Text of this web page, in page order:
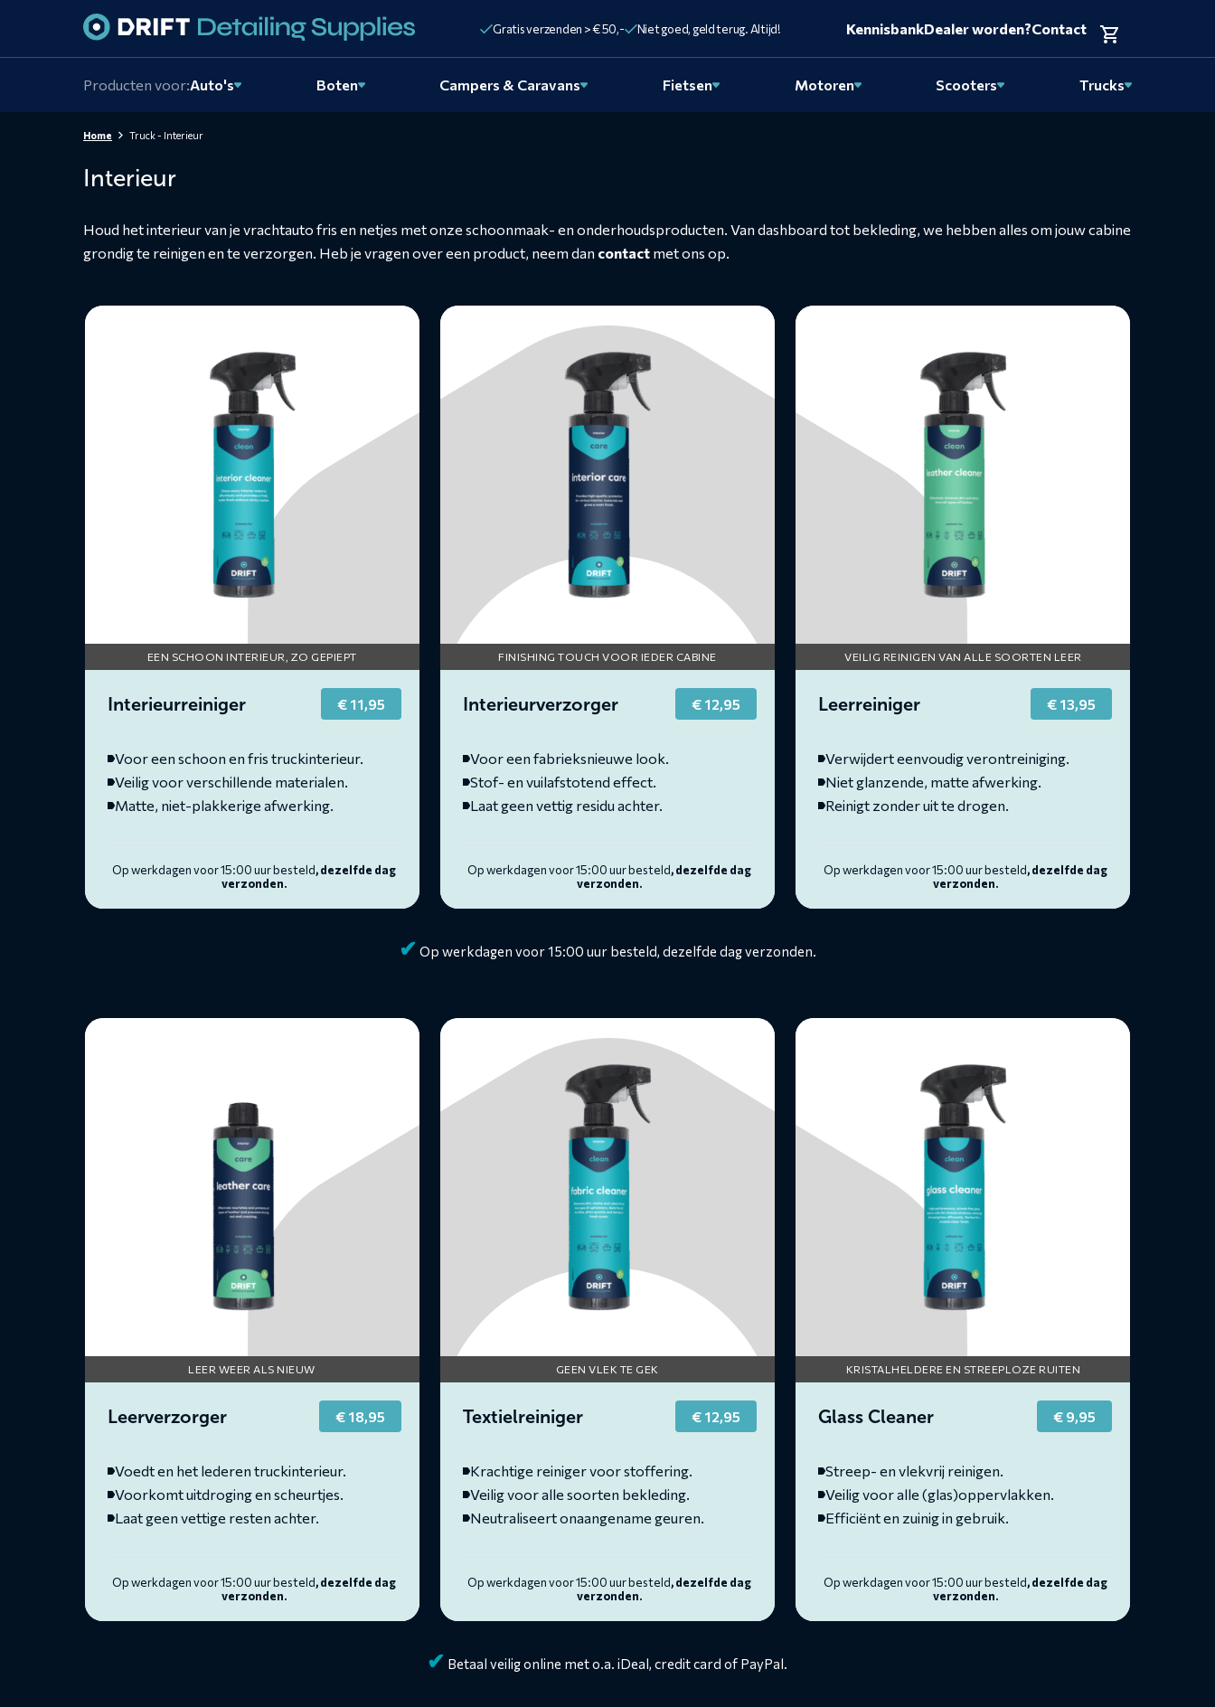
Gratis verzenden > € 50,- Niet goed, geld terug. Altijd! KennisbankDealer worden?Contact
Producten voor:Auto's Boten Campers & Caravans Fietsen Motoren Scooters Trucks
Home Truck - Interieur
Interieur
Houd het interieur van je vrachtauto fris en netjes met onze schoonmaak- en onderhoudsproducten. Van dashboard tot bekleding, we hebben alles om jouw cabine
grondig te reinigen en te verzorgen. Heb je vragen over een product, neem dan contact met ons op.
Lees
EEN SCHOON INTERIEUR, ZO GEPIEPT
Interieurreiniger €11,95
Voor een schoon en fris truckinterieur.
Veilig voor verschillende materialen.
Matte, niet-plakkerige afwerking.
Op werkdagen voor 15:00 uur besteld, dezelfde dag
verzonden.
Lees
Interieurverzorger
FINISHING TOUCH VOOR IEDER CABINE
Interieurverzorger €12,95
Voor een fabrieksnieuwe look.
Stof- en vuilafstotend effect.
Laat geen vettig residu achter.
Op werkdagen voor 15:00 uur besteld, dezelfde dag
verzonden.
Lees
VEILIG REINIGEN VAN ALLE SOORTEN LEER
Leerreiniger € 13,95
Verwijdert eenvoudig verontreiniging.
Niet glanzende, matte afwerking.
Reinigt zonder uit te drogen.
Op werkdagen voor 15:00 uur besteld, dezelfde dag
verzonden.
✔ Op werkdagen voor 15:00 uur besteld, dezelfde dag verzonden.
Lees
LEER WEER ALS NIEUW
Leerverzorger €18,95
Voedt en het lederen truckinterieur.
Voorkomt uitdroging en scheurtjes.
Laat geen vettige resten achter.
Op werkdagen voor 15:00 uur besteld, dezelfde dag
verzonden.
Lees
Textielreiniger
GEEN VLEK TE GEK
Textielreiniger €12,95
Krachtige reiniger voor stoffering.
Veilig voor alle soorten bekleding.
Neutraliseert onaangename geuren.
Op werkdagen voor 15:00 uur besteld, dezelfde dag
verzonden.
Lees
Cleaner
KRISTALHELDERE EN STREEPLOZE RUITEN
Glass Cleaner € 9,95
Streep- en vlekvrij reinigen.
Veilig voor alle (glas)oppervlakken.
Efficiënt en zuinig in gebruik.
Op werkdagen voor 15:00 uur besteld, dezelfde dag
verzonden.
✔ Betaal veilig online met o.a. iDeal, credit card of PayPal.